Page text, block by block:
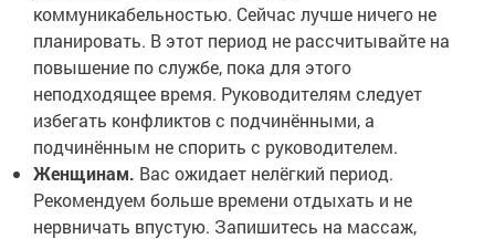
коммуникабельностью. Сейчас лучше ничего не
планировать. В этот период не рассчитывайте на
повышение по службе, пока для этого
неподходящее время. Руководителям следует
избегать конфликтов с подчинёнными, а
подчинённым не спорить с руководителем.
Женщинам. Вас ожидает нелёгкий период.
Рекомендуем больше времени отдыхать и не
нервничать впустую. Запишитесь на массаж,